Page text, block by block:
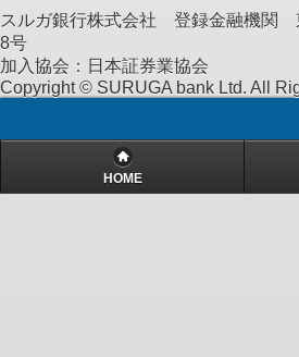
スルガ銀行株式会社 登録金融機関
8号
加入協会：日本証券業協会
Copyright © SURUGA bank Ltd. All
HOME